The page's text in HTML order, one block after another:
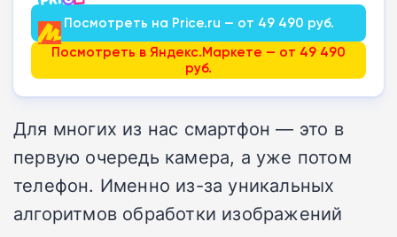
Посмотреть на Price.ru — от 49 490 руб.
Посмотреть в Яндекс.Маркете — от 49 490
руб.
Для многих из нас смартфон — это в
первую очередь камера, а уже потом
телефон. Именно из-за уникальных
алгоритмов обработки изображений